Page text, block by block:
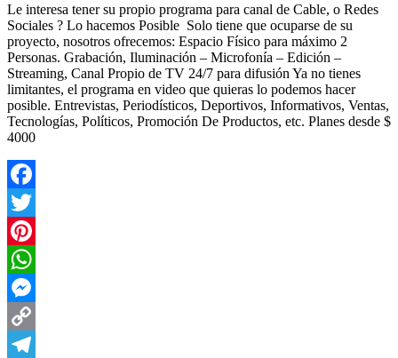
Le interesa tener su propio programa para canal de Cable, o Redes
Sociales ? Lo hacemos Posible Solo tiene que ocuparse de su
proyecto, nosotros ofrecemos: Espacio Físico para máximo 2
Personas. Grabación, Iluminación – Microfonía – Edición –
Streaming, Canal Propio de TV 24/7 para difusión Ya no tienes
limitantes, el programa en video que quieras lo podemos hacer
posible. Entrevistas, Periodísticos, Deportivos, Informativos, Ventas,
Tecnologías, Políticos, Promoción De Productos, etc. Planes desde $
4000
Facebook
Twitter
Pinterest
WhatsApp
Messenger
Copy